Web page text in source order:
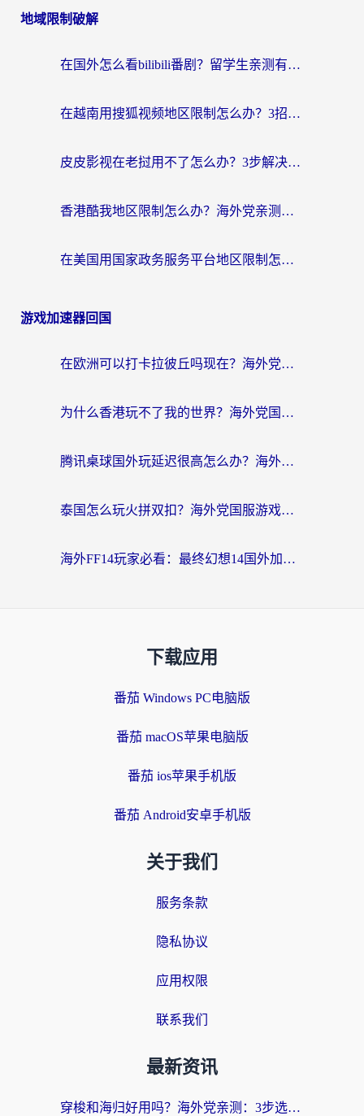
地域限制破解
在国外怎么看bilibili番剧？留学生亲测有效的地域限制突破指南（附酷我酷狗音乐解决方法）
在越南用搜狐视频地区限制怎么办？3招解决海外看国内剧难题（附西瓜视频CCTV观看技巧）
皮皮影视在老挝用不了怎么办？3步解决海外看国内影视&财经的痛点
香港酷我地区限制怎么办？海外党亲测有效的回国加速方案来了
在美国用国家政务服务平台地区限制怎么办？海外华人必备的突破攻略（附追剧看片技巧）
游戏加速器回国
在欧洲可以打卡拉彼丘吗现在？海外党国服游戏加速器终极避坑指南
为什么香港玩不了我的世界？海外党国服游戏加速终极解决方案
腾讯桌球国外玩延迟很高怎么办？海外党亲测有效的国服游戏加速指南
泰国怎么玩火拼双扣？海外党国服游戏加速终极指南（附暗区突围植物大战僵尸实测）
海外FF14玩家必看：最终幻想14国外加速器下载安装全攻略+卡顿解决秘籍
下载应用
番茄 Windows PC电脑版
番茄 macOS苹果电脑版
番茄 ios苹果手机版
番茄 Android安卓手机版
关于我们
服务条款
隐私协议
应用权限
联系我们
最新资讯
穿梭和海归好用吗？海外党亲测：3步选对回国加速器，无缝刷国内剧玩手游